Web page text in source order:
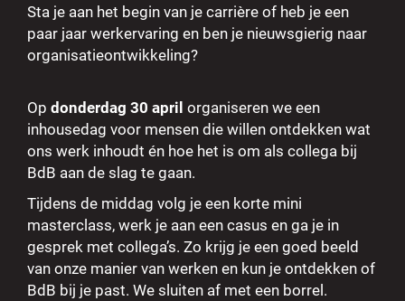
Sta je aan het begin van je carrière of heb je een
paar jaar werkervaring en ben je nieuwsgierig naar
organisatieontwikkeling?
Op donderdag 30 april organiseren we een
inhousedag voor mensen die willen ontdekken wat
ons werk inhoudt én hoe het is om als collega bij
BdB aan de slag te gaan.
Tijdens de middag volg je een korte mini
masterclass, werk je aan een casus en ga je in
gesprek met collega’s. Zo krijg je een goed beeld
van onze manier van werken en kun je ontdekken of
BdB bij je past. We sluiten af met een borrel.